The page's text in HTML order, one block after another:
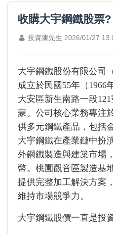
收購大宇鋼鐵股票?
投資陳先生 2026/01/27
大宇鋼鐵股份有限公司
成立於民國55年（1966
大安區新生南路一段
豪。公司核心業務專注
供多元鋼鐵產品，包括
大宇鋼鐵在產業鏈中扮
外鋼鐵製造與建築市場
幣。桃園觀音區製造基
提供完整加工解決方案
維持市場競爭力。
大宇鋼鐵股價一直是投